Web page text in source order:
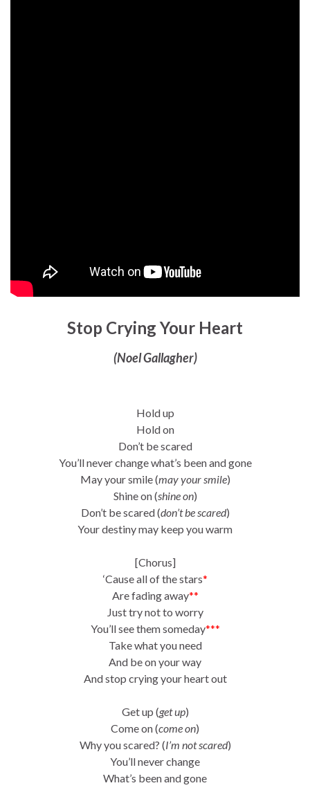
Stop Crying Your Heart
(Noel Gallagher)
Hold up
Hold on
Don’t be scared
You’ll never change what’s been and gone
May your smile (may your smile)
Shine on (shine on)
Don’t be scared (don’t be scared)
Your destiny may keep you warm
[Chorus]
‘Cause all of the stars*
Are fading away**
Just try not to worry
You’ll see them someday***
Take what you need
And be on your way
And stop crying your heart out
Get up (get up)
Come on (come on)
Why you scared? (I’m not scared)
You’ll never change
What’s been and gone